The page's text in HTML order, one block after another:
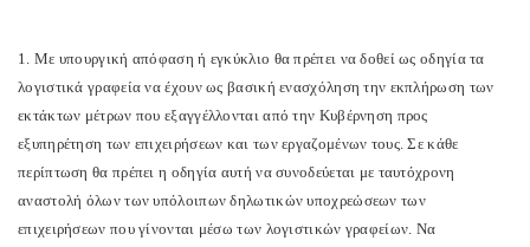
1. Με υπουργική απόφαση ή εγκύκλιο θα πρέπει να δοθεί ως οδηγία τα
λογιστικά γραφεία να έχουν ως βασική ενασχόληση την εκπλήρωση των
εκτάκτων μέτρων που εξαγγέλλονται από την Κυβέρνηση προς
εξυπηρέτηση των επιχειρήσεων και των εργαζομένων τους. Σε κάθε
περίπτωση θα πρέπει η οδηγία αυτή να συνοδεύεται με ταυτόχρονη
αναστολή όλων των υπόλοιπων δηλωτικών υποχρεώσεων των
επιχειρήσεων που γίνονται μέσω των λογιστικών γραφείων. Να